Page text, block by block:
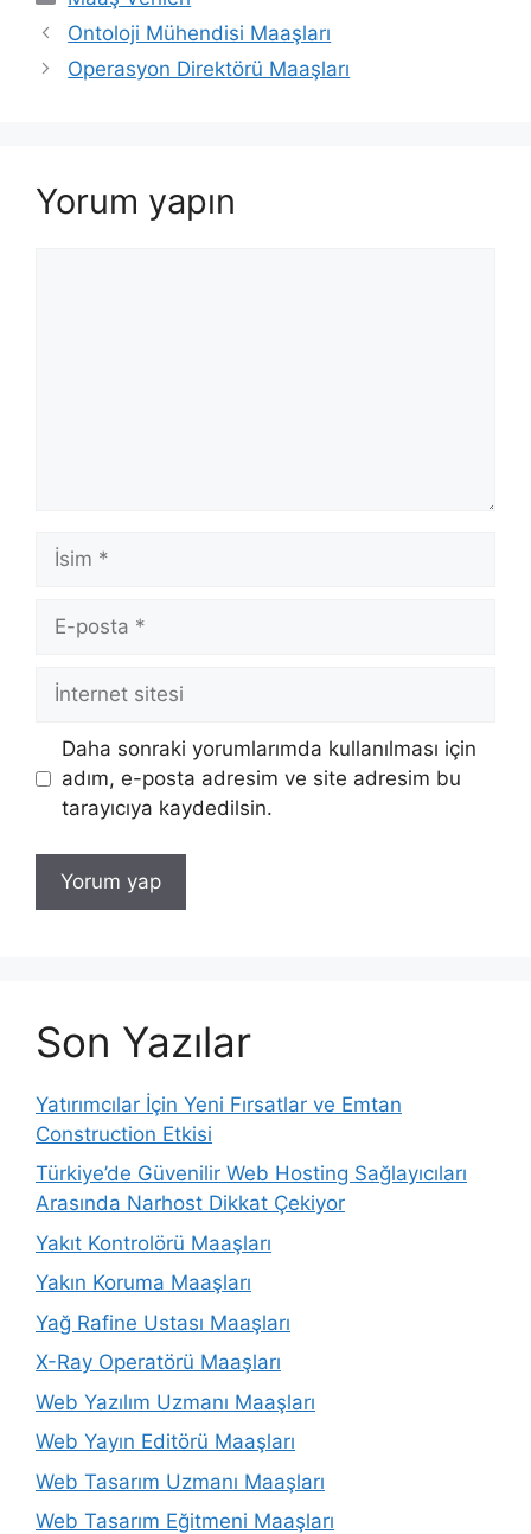
Ontoloji Mühendisi Maaşları
Operasyon Direktörü Maaşları
Yorum yapın
İsim
posta
İnternet
Daha sonraki yorumlarımda kullanılması için
adım, e-posta adresim ve site adresim bu
tarayıcıya kaydedilsin.
Son Yazılar
Yatırımcılar İçin Yeni Fırsatlar ve Emtan
Construction Etkisi
Türkiye’de Güvenilir Web Hosting Sağlayıcıları
Arasında Narhost Dikkat Çekiyor
Yakıt Kontrolörü Maaşları
Yakın Koruma Maaşları
Yağ Rafine Ustası Maaşları
X-Ray Operatörü Maaşları
Web Yazılım Uzmanı Maaşları
Web Yayın Editörü Maaşları
Web Tasarım Uzmanı Maaşları
Web Tasarım Eğitmeni Maaşları